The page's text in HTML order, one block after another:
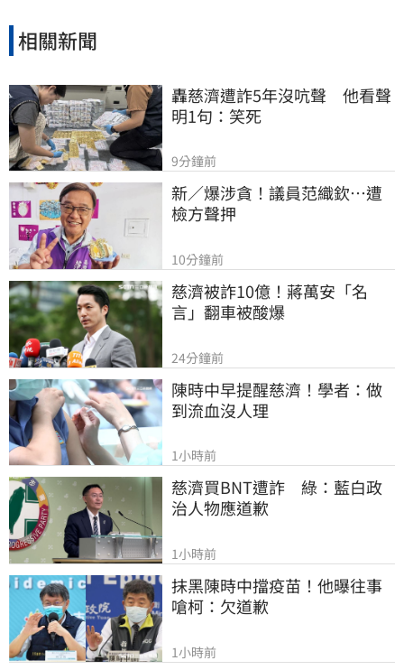
相關新聞
轟慈濟遭詐5年沒吭聲　他看聲
明1句：笑死
9分鐘前
新／爆涉貪！議員范織欽…遭
檢方聲押
10分鐘前
慈濟被詐10億！蔣萬安「名
言」翻車被酸爆
24分鐘前
陳時中早提醒慈濟！學者：做
到流血沒人理
1小時前
慈濟買BNT遭詐　綠：藍白政
治人物應道歉
1小時前
抹黑陳時中擋疫苗！他曝往事
嗆柯：欠道歉
1小時前